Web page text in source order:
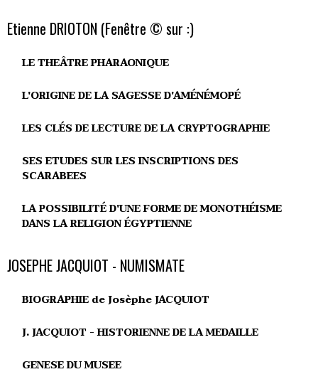
Etienne DRIOTON (Fenêtre © sur :)
LE THEÂTRE PHARAONIQUE
L'ORIGINE DE LA SAGESSE D'AMÉNÉMOPÉ
LES CLÉS DE LECTURE DE LA CRYPTOGRAPHIE
SES ETUDES SUR LES INSCRIPTIONS DES
SCARABEES
LA POSSIBILITÉ D'UNE FORME DE MONOTHÉISME
DANS LA RELIGION ÉGYPTIENNE
JOSEPHE JACQUIOT - NUMISMATE
BIOGRAPHIE de Josèphe JACQUIOT
J. JACQUIOT - HISTORIENNE DE LA MEDAILLE
GENESE DU MUSEE